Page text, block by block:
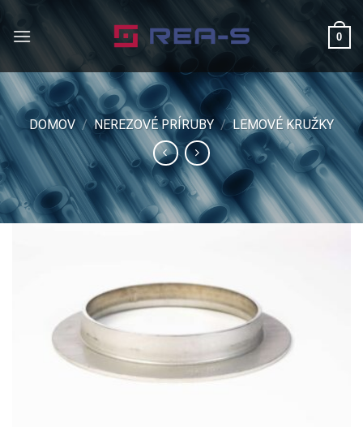
0
DOMOV / NEREZOVÉ PRÍRUBY / LEMOVÉ KRUŽKY